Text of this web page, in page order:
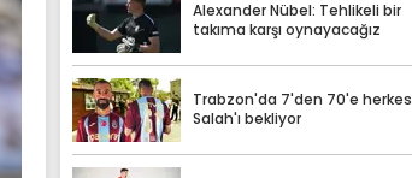
Alexander Nübel: Tehlikeli bir
takıma karşı oynayacağız
Trabzon'da 7'den 70'e herkes
Salah'ı bekliyor